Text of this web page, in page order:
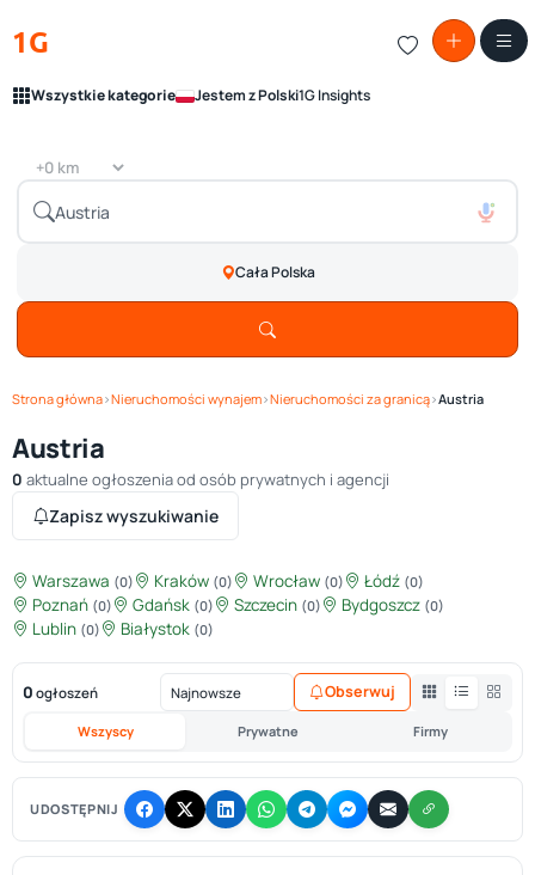
1G
Wszystkie kategorie Jestem z Polski1G Insights
Cała Polska
Strona główna›Nieruchomości wynajem›Nieruchomości za granicą›Austria
Austria
0 aktualne ogłoszenia od osób prywatnych i agencji
Zapisz wyszukiwanie
Warszawa (0) Kraków (0) Wrocław (0) Łódź (0)
Poznań (0) Gdańsk (0) Szczecin (0) Bydgoszcz (0)
Lublin (0) Białystok (0)
0 ogłoszeń
Wszyscy Prywatne Firmy
Obserwuj
UDOSTĘPNIJ